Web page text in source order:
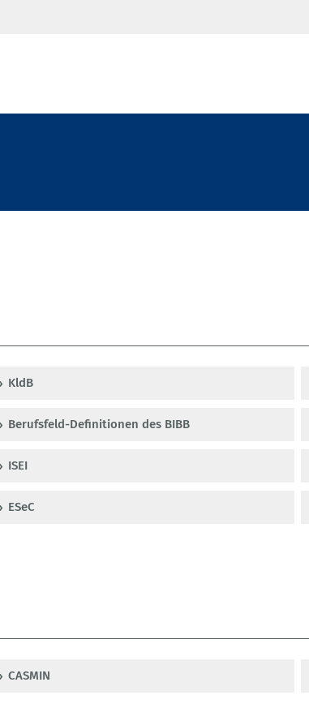
KldB
Berufsfeld-Definitionen des BIBB
ISEI
ESeC
CASMIN